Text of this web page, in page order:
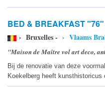
BED & BREAKFAST
› Bruxelles - › Vlaams
"Maison de Maître vol art deco,
Bij de renovatie van deze
Koekelberg heeft kunsthistoricus